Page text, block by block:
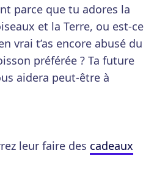
parce que tu adores la
et la Terre, ou est-ce
vrai t’as encore abusé du
préférée ? Ta future
aidera peut-être à
leur faire des cadeaux